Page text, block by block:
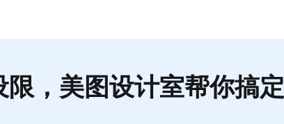
限，美图设计室帮你搞定